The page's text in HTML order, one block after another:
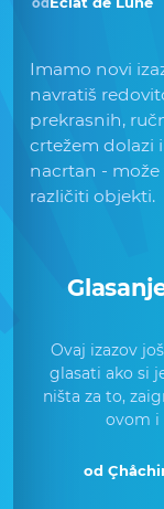
od
Imamo novi
navratiš
prekrasnih,
crtežem dolazi
nacrtan -
različiti objekti.
Ovaj izazov
glasati ako si
ništa za to,
ovom i
od